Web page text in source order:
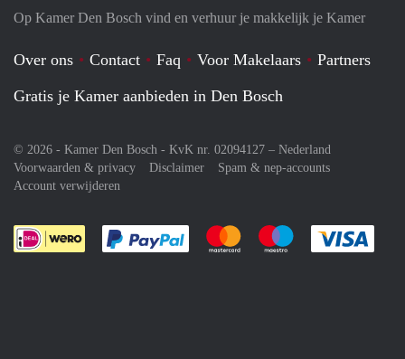
Op Kamer Den Bosch vind en verhuur je makkelijk je Kamer
Over ons Contact Faq Voor Makelaars
Partners
Gratis je Kamer aanbieden in Den Bosch
© 2026 - Kamer Den Bosch - KvK nr. 02094127 – Nederland
Voorwaarden & privacy
Disclaimer
Spam & nep-accounts
Account verwijderen
Je rekent gemakkelijk af met Paypal
Je rekent gemakkelijk af met
Je rekent